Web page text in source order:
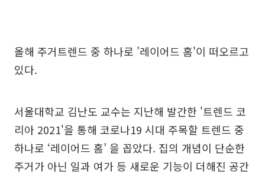
올해 주거트렌드 중 하나로 '레이어드 홈'이 떠오르고
있다.
서울대학교 김난도 교수는 지난해 발간한 '트렌드 코
리아 2021'을 통해 코로나19 시대 주목할 트렌드 중
하나로 ‘레이어드 홈’ 을 꼽았다. 집의 개념이 단순한
주거가 아닌 일과 여가 등 새로운 기능이 더해진 공간